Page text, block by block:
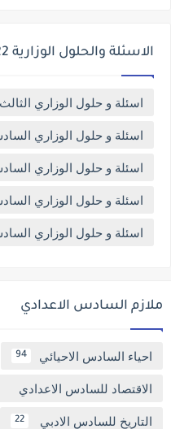
الاسئلة والحلول الوزارية 2022 الدور الاول
اسئلة و حلول الوزاري الثالث متوسط
اسئلة و حلول الوزاري السادس الابتدائي
اسئلة و حلول الوزاري السادس الاحيائي
اسئلة و حلول الوزاري السادس الادبي
اسئلة و حلول الوزاري السادس
ملازم السادس الاعدادي
احياء السادس الاحيائي 94
الاقتصاد للسادس الاعدادي
التاريخ للسادس الادبي 22